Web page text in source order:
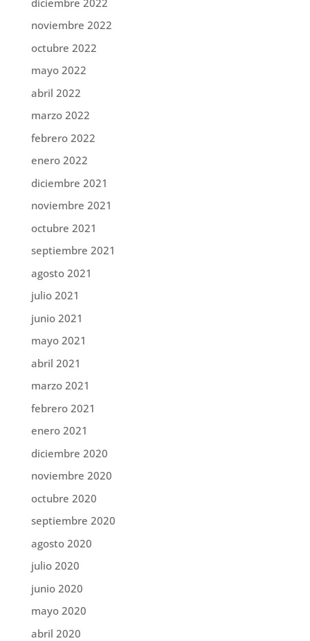
noviembre 2022
octubre 2022
mayo 2022
abril 2022
marzo 2022
febrero 2022
enero 2022
diciembre 2021
noviembre 2021
octubre 2021
septiembre 2021
agosto 2021
julio 2021
junio 2021
mayo 2021
abril 2021
marzo 2021
febrero 2021
enero 2021
diciembre 2020
noviembre 2020
octubre 2020
septiembre 2020
agosto 2020
julio 2020
junio 2020
mayo 2020
abril 2020